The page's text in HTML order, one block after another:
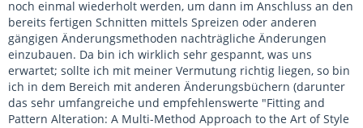
noch einmal wiederholt werden, um dann im Anschluss an den
bereits fertigen Schnitten mittels Spreizen oder anderen
gängigen Änderungsmethoden nachträgliche Änderungen
einzubauen. Da bin ich wirklich sehr gespannt, was uns
erwartet; sollte ich mit meiner Vermutung richtig liegen, so bin
ich in dem Bereich mit anderen Änderungsbüchern (darunter
das sehr umfangreiche und empfehlenswerte "Fitting and
Pattern Alteration: A Multi-Method Approach to the Art of Style